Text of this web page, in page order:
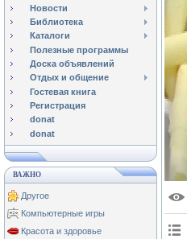
Новости
Библиотека
Каталоги
Полезные программы
Доска объявлений
Отдых и общение
Гостевая книга
Регистрация
donat
donat
ВАЖНО
Другое
Компьютерные игры
Красота и здоровье